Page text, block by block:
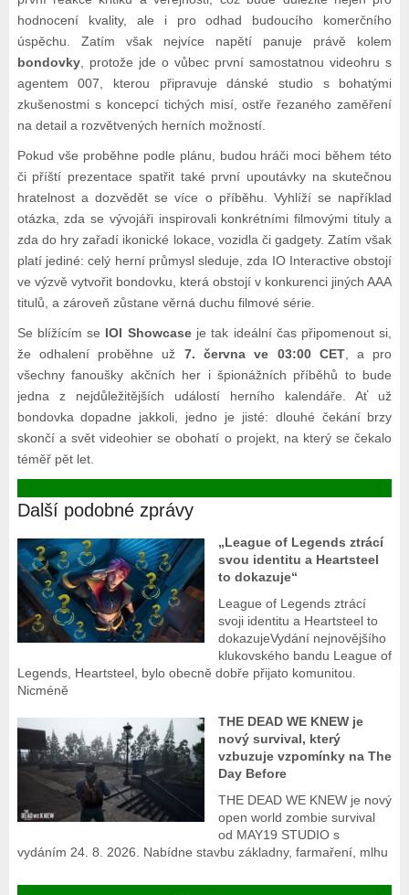
hodnocení kvality, ale i pro odhad budoucího komerčního
úspěchu. Zatím však nejvíce napětí panuje právě kolem
bondovky, protože jde o vůbec první samostatnou videohru s
agentem 007, kterou připravuje dánské studio s bohatými
zkušenostmi s koncepcí tichých misí, ostře řezaného zaměření
na detail a rozvětvených herních možností.
Pokud vše proběhne podle plánu, budou hráči moci během této
či příští prezentace spatřit také první upoutávky na skutečnou
hratelnost a dozvědět se více o příběhu. Vyhlíží se například
otázka, zda se vývojáři inspirovali konkrétními filmovými tituly a
zda do hry zařadí ikonické lokace, vozidla či gadgety. Zatím však
platí jediné: celý herní průmysl sleduje, zda IO Interactive obstojí
ve výzvě vytvořit bondovku, která obstojí v konkurenci jiných AAA
titulů, a zároveň zůstane věrná duchu filmové série.
Se blížícím se IOI Showcaseje tak ideální čas připomenout si,
že odhalení proběhne už 7. června ve 03:00 CET, a pro
všechny fanoušky akčních her i špionážních příběhů to bude
jedna z nejdůležitějších událostí herního kalendáře. Ať už
bondovka dopadne jakkoli, jedno je jisté: dlouhé čekání brzy
skončí a svět videohier se obohatí o projekt, na který se čekalo
téměř pět let.
Další podobné zprávy
„League of Legends ztrácí
svou identitu a Heartsteel
to dokazuje“
League of Legends ztrácí
svoji identitu a Heartsteel to
dokazujeVydání nejnovějšího
klukovského bandu League of
Legends, Heartsteel, bylo obecně dobře přijato komunitou.
Nicméně
THE DEAD WE KNEW je
nový survival, který
vzbuzuje vzpomínky na The
Day Before
THE DEAD WE KNEW je nový
open world zombie survival
od MAY19 STUDIO s
vydáním 24. 8. 2026. Nabídne stavbu základny, farmaření, mlhu